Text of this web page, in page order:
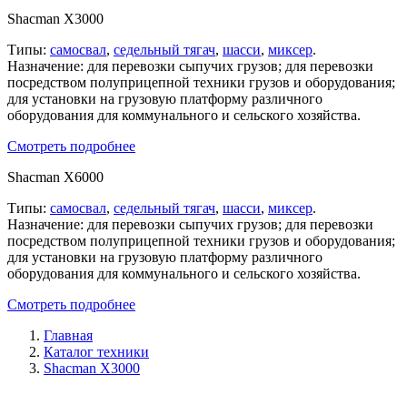
Shacman X3000
Типы: самосвал, седельный тягач, шасси, миксер.
Назначение: для перевозки сыпучих грузов; для перевозки
посредством полуприцепной техники грузов и оборудования;
для установки на грузовую платформу различного
оборудования для коммунального и сельского хозяйства.
Смотреть подробнее
Shacman X6000
Типы: самосвал, седельный тягач, шасси, миксер.
Назначение: для перевозки сыпучих грузов; для перевозки
посредством полуприцепной техники грузов и оборудования;
для установки на грузовую платформу различного
оборудования для коммунального и сельского хозяйства.
Смотреть подробнее
Главная
Каталог техники
Shacman X3000